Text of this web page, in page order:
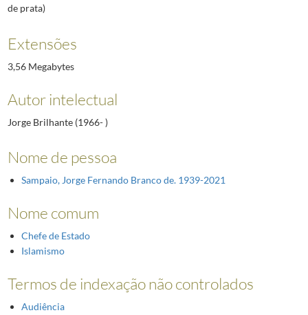
de prata)
Extensões
3,56 Megabytes
Autor intelectual
Jorge Brilhante (1966- )
Nome de pessoa
Sampaio, Jorge Fernando Branco de. 1939-2021
Nome comum
Chefe de Estado
Islamismo
Termos de indexação não controlados
Audiência